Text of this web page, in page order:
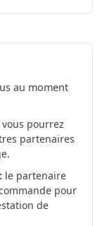
au moment
vous pourrez
partenaires
le partenaire
pour
de